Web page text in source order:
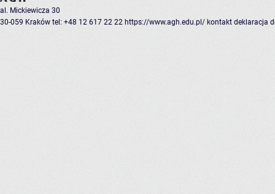
al. Mickiewicza 30
30-059 Kraków tel: +48 12 617 22 22 https://www.agh.edu.pl/ kontakt deklaracja